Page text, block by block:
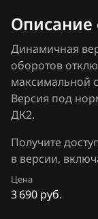
BMW
Brilliance
BYD
Cadillac
Changan
Chenglong
Chery
Bosch
Bosch
Bosch
Bosch
Delphi
Marelli
DS5 1.6 EP6
Описание
Динамичная
оборотов
максимальной
Версия под
ДК2.
Получите
в версии,
Цена
3 690 руб.